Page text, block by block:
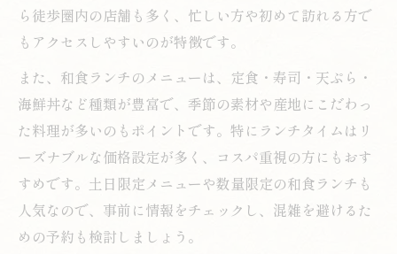
ら徒歩圏内の店舗も多く、忙しい方や初めて訪れる方で
もアクセスしやすいのが特徴です。
また、和食ランチのメニューは、定食・寿司・天ぷら・
海鮮丼など種類が豊富で、季節の素材や産地にこだわっ
た料理が多いのもポイントです。特にランチタイムはリ
ーズナブルな価格設定が多く、コスパ重視の方にもおす
すめです。土日限定メニューや数量限定の和食ランチも
人気なので、事前に情報をチェックし、混雑を避けるた
めの予約も検討しましょう。